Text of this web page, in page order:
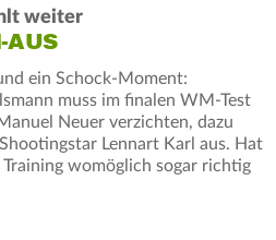
weiter
AUS
ein Schock-Moment:
muss im finalen WM-Test
Neuer verzichten, dazu
Lennart Karl aus. Hat
womöglich sogar richtig